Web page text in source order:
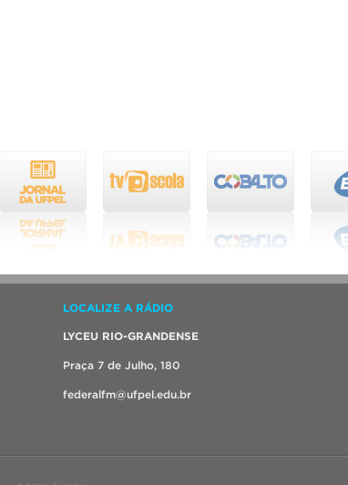
LOCALIZE A RÁDIO
LYCEU RIO-GRANDENSE
Praça 7 de Julho, 180
federalfm@ufpel.edu.br